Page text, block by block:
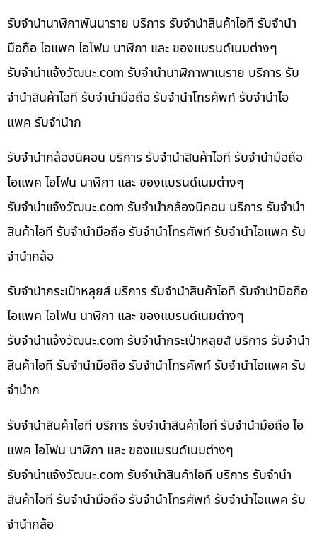
รับจำนำนาฬิกาพันนาราย บริการ รับจำนำสินค้าไอที รับจำนำ
มือถือ ไอแพค ไอโฟน นาฬิกา และ ของแบรนด์เนมต่างๆ
รับจํานําแจ้งวัฒนะ.com รับจำนำนาฬิกาพาเนราย บริการ รับ
จำนำสินค้าไอที รับจำนำมือถือ รับจำนำโทรศัพท์ รับจำนำไอ
แพค รับจำนำก
รับจำนำกล้องนิคอน บริการ รับจำนำสินค้าไอที รับจำนำมือถือ
ไอแพค ไอโฟน นาฬิกา และ ของแบรนด์เนมต่างๆ
รับจํานําแจ้งวัฒนะ.com รับจำนำกล้องนิคอน บริการ รับจำนำ
สินค้าไอที รับจำนำมือถือ รับจำนำโทรศัพท์ รับจำนำไอแพค รับ
จำนำกล้อ
รับจำนำกระเป๋าหลุยส์ บริการ รับจำนำสินค้าไอที รับจำนำมือถือ
ไอแพค ไอโฟน นาฬิกา และ ของแบรนด์เนมต่างๆ
รับจํานําแจ้งวัฒนะ.com รับจำนำกระเป๋าหลุยส์ บริการ รับจำนำ
สินค้าไอที รับจำนำมือถือ รับจำนำโทรศัพท์ รับจำนำไอแพค รับ
จำนำก
รับจำนำสินค้าไอที บริการ รับจำนำสินค้าไอที รับจำนำมือถือ ไอ
แพค ไอโฟน นาฬิกา และ ของแบรนด์เนมต่างๆ
รับจํานําแจ้งวัฒนะ.com รับจำนำสินค้าไอที บริการ รับจำนำ
สินค้าไอที รับจำนำมือถือ รับจำนำโทรศัพท์ รับจำนำไอแพค รับ
จำนำกล้อ